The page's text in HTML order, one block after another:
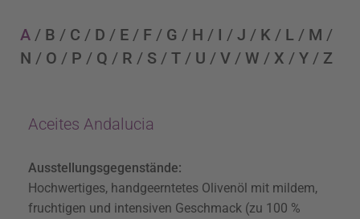
A / B / C / D / E / F / G / H / I / J / K / L / M /
N / O / P / Q / R / S / T / U / V / W / X / Y / Z
Aceites Andalucia
Ausstellungsgegenstände:
Hochwertiges, handgeerntetes Olivenöl mit mildem,
fruchtigen und intensiven Geschmack (zu 100 %